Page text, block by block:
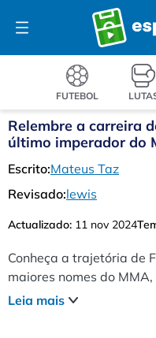
para
o
Menu
FUTEBOL
Relembre a carreira
último imperador do
Escrito:Mateus Taz
Revisado:lewis
Actualizado: 11 nov 2024
Conheça a trajetória de
maiores nomes do
combates icônicos e
Leia mais